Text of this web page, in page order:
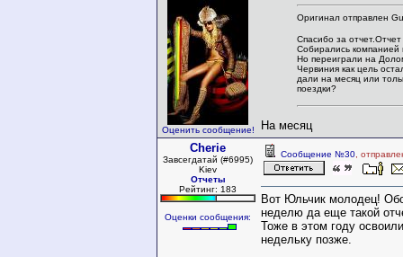
Оценить сообщение!
Оригинал отправлен
Спасибо за отчет.Отчет
Собирались компанией
Но переиграли на
Червиния как цель
дали на месяц или
поездки?
На месяц
Cherie
Завсегдатай (#6995)
Kiev
Отчеты
Рейтинг: 183
Оценки сообщения:
Сообщение №30 ,
Вот Юльчик молодец!
неделю да еще такой
Тоже в этом году
недельку позже.